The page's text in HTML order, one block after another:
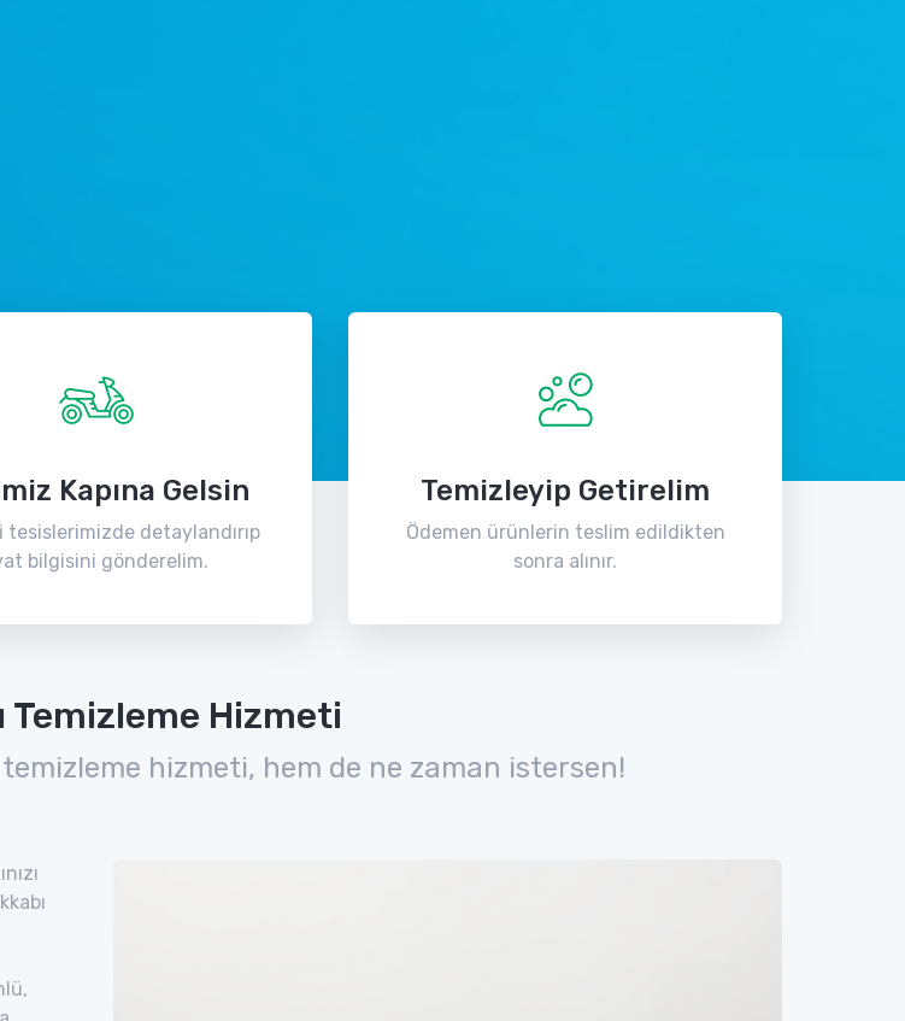
Kapına Gelsin
tesislerimizde detaylandırıp
bilgisini gönderelim.
Temizleyip Getirelim
Ödemen ürünlerin teslim edildikten
sonra alınır.
Temizleme Hizmeti
hizmeti, hem de ne zaman istersen!